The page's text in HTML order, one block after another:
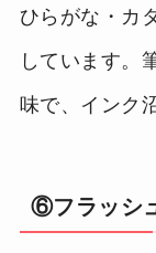
ひらがな・カ
しています。
味で、インク
⑥フラッシ